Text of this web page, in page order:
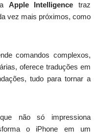
Apple Intelligence traz
vez mais próximos, como
comandos complexos,
oferece traduções em
tudo para tornar a
não só impressiona
o iPhone em um